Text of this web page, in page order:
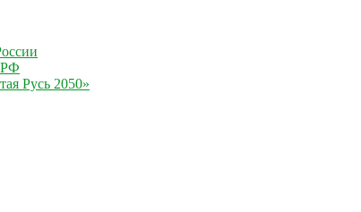
РФ
Русь 2050»